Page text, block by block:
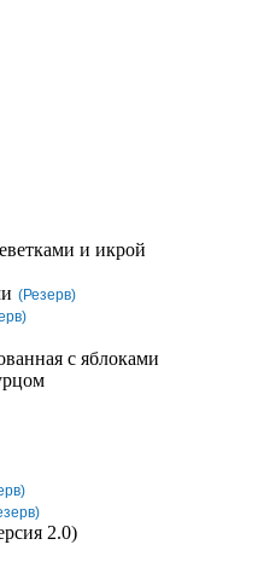
и икрой
(Резерв)
с яблоками
2.0)